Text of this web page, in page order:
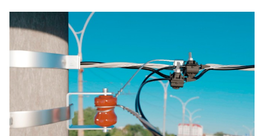
Base de Conhecimento
Área Restrita
Trabalhe Conosco
Contato
Por arrow_drop_down